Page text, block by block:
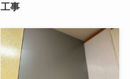
工事